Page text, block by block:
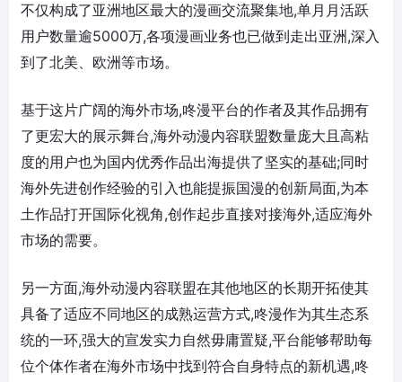
不仅构成了亚洲地区最大的漫画交流聚集地,单月月活跃
用户数量逾5000万,各项漫画业务也已做到走出亚洲,深入
到了北美、欧洲等市场。
基于这片广阔的海外市场,咚漫平台的作者及其作品拥有
了更宏大的展示舞台,海外动漫内容联盟数量庞大且高粘
度的用户也为国内优秀作品出海提供了坚实的基础;同时
海外先进创作经验的引入也能提振国漫的创新局面,为本
土作品打开国际化视角,创作起步直接对接海外,适应海外
市场的需要。
另一方面,海外动漫内容联盟在其他地区的长期开拓使其
具备了适应不同地区的成熟运营方式,咚漫作为其生态系
统的一环,强大的宣发实力自然毋庸置疑,平台能够帮助每
位个体作者在海外市场中找到符合自身特点的新机遇,咚